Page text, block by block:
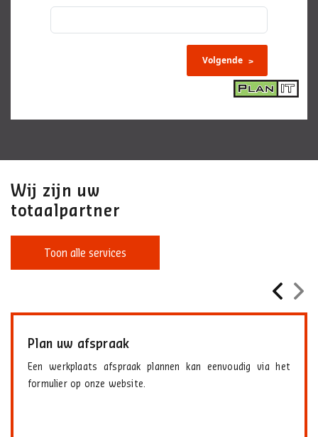
Wij zijn uw
totaalpartner
Toon alle services
Plan uw afspraak
Een werkplaats afspraak plannen kan eenvoudig via het
formulier op onze website.